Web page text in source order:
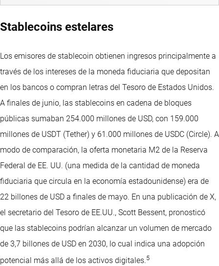
Stablecoins estelares
Los emisores de stablecoin obtienen ingresos principalmente a
través de los intereses de la moneda fiduciaria que depositan
en los bancos o compran letras del Tesoro de Estados Unidos.
A finales de junio, las stablecoins en cadena de bloques
públicas sumaban 254.000 millones de USD, con 159.000
millones de USDT (Tether) y 61.000 millones de USDC (Circle). A
modo de comparación, la oferta monetaria M2 de la Reserva
Federal de EE. UU. (una medida de la cantidad de moneda
fiduciaria que circula en la economía estadounidense) era de
22 billones de USD a finales de mayo. En una publicación de X,
el secretario del Tesoro de EE.UU., Scott Bessent, pronosticó
que las stablecoins podrían alcanzar un volumen de mercado
de 3,7 billones de USD en 2030, lo cual indica una adopción
potencial más allá de los activos digitales.5